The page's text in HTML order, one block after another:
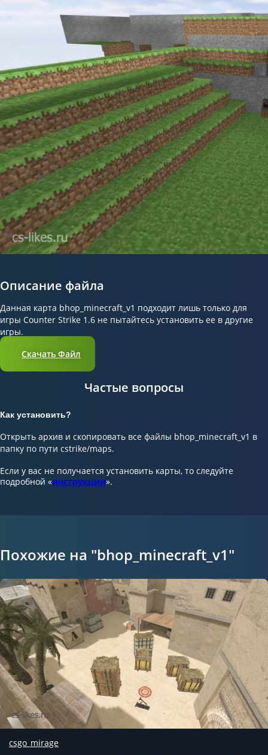
Описание файла
Данная карта bhop_minecraft_v1 подходит лишь только для
игры Counter Strike 1.6 не пытайтесь установить ее в другие
игры.
Скачать Файл
Частые вопросы
Как установить?
Открыть архив и скопировать все файлы bhop_minecraft_v1 в
папку по пути cstrike/maps.
Если у вас не получается установить карты, то следуйте
подробной «инструкции».
Похожие на "bhop_minecraft_v1"
csgo_mirage